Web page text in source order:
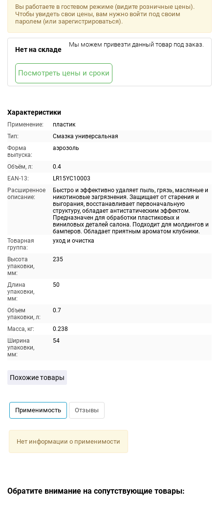
Характеристики
Применение:
пластик
Тип:
Смазка универсальная
Форма
выпуска:
аэрозоль
Объём, л:
0.4
EAN-13:
LR15YC10003
Расширенное
описание:
Быстро и эффективно удаляет пыль, грязь, масляные и
никотиновые загрязнения. Защищает от старения и
выгорания, восстанавливает первоначальную
структуру, обладает антистатическим эффектом.
Предназначен для обработки пластиковых и
виниловых деталей салона. Подходит для молдингов и
бамперов. Обладает приятным ароматом клубники.
Товарная
группа:
уход и очистка
Высота
упаковки,
мм:
235
Длина
упаковки,
мм:
50
Объем
упаковки, л:
0.7
Масса, кг:
0.238
Ширина
упаковки,
мм:
54
Вы работаете в гостевом режиме (видите розничные цены).
Чтобы увидеть свои цены, вам нужно войти под своим
паролем (или зарегистрироваться).
Нет на складе
Мы можем привезти данный товар под заказ.
Посмотреть цены и сроки
Похожие товары
Применимость Отзывы
Нет информации о применимости
Обратите внимание на сопутствующие товары: